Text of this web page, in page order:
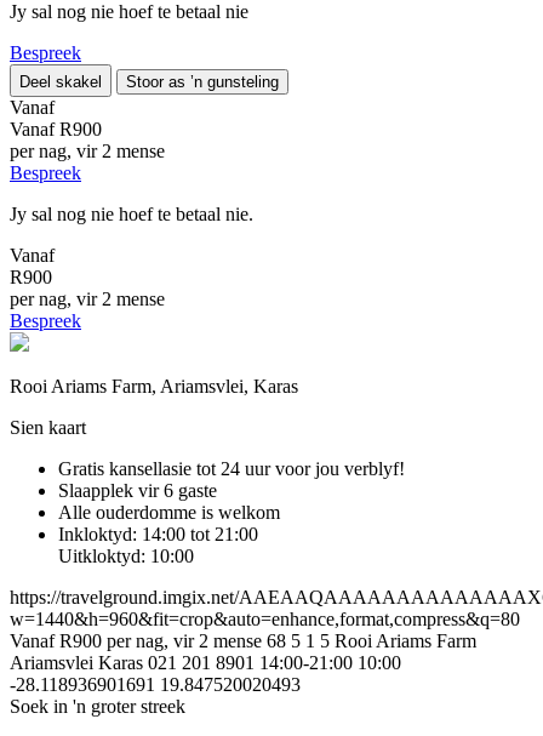
Jy sal nog nie hoef te betaal nie
Bespreek
Deel skakel Stoor as ’n gunsteling
Vanaf
Vanaf R900
per nag, vir 2 mense
Bespreek
Jy sal nog nie hoef te betaal nie.
Vanaf
R900
per nag, vir 2 mense
Bespreek
Rooi Ariams Farm, Ariamsvlei, Karas
Sien kaart
Gratis kansellasie tot 24 uur voor jou verblyf!
Slaapplek vir 6 gaste
Alle ouderdomme is welkom
Inkloktyd: 14:00 tot 21:00
Uitkloktyd: 10:00
https://travelground.imgix.net/
w=1440&h=960&fit=crop&auto=enhance,format,compress&q=80
Vanaf R900 per nag, vir 2 mense 68 5 1 5 Rooi Ariams Farm
Ariamsvlei Karas 021 201 8901 14:00-21:00 10:00
-28.118936901691 19.847520020493
Soek in 'n groter streek